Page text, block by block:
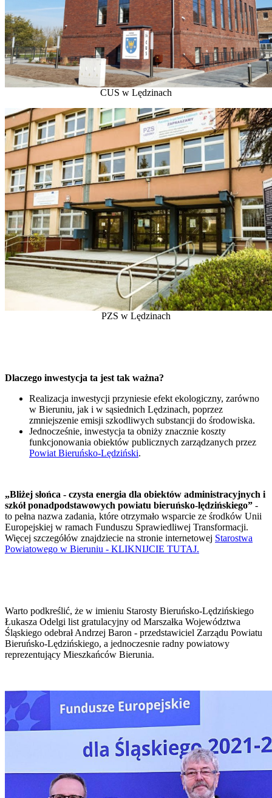
CUS w Lędzinach
PZS w Lędzinach
Dlaczego inwestycja ta jest tak ważna?
Realizacja inwestycji przyniesie efekt ekologiczny, zarówno
w Bieruniu, jak i w sąsiednich Lędzinach, poprzez
zmniejszenie emisji szkodliwych substancji do środowiska.
Jednocześnie, inwestycja ta obniży znacznie koszty
funkcjonowania obiektów publicznych zarządzanych przez
Powiat Bieruńsko-Lędziński.
„Bliżej słońca - czysta energia dla obiektów administracyjnych i
szkół ponadpodstawowych powiatu bieruńsko-lędzińskiego” -
to pełna nazwa zadania, które otrzymało wsparcie ze środków Unii
Europejskiej w ramach Funduszu Sprawiedliwej Transformacji.
Więcej szczegółów znajdziecie na stronie internetowej Starostwa
Powiatowego w Bieruniu - KLIKNIJCIE TUTAJ.
Warto podkreślić, że w imieniu Starosty Bieruńsko-Lędzińskiego
Łukasza Odelgi list gratulacyjny od Marszałka Województwa
Śląskiego odebrał Andrzej Baron - przedstawiciel Zarządu Powiatu
Bieruńsko-Lędzińskiego, a jednoczesnie radny powiatowy
reprezentujący Mieszkańców Bierunia.